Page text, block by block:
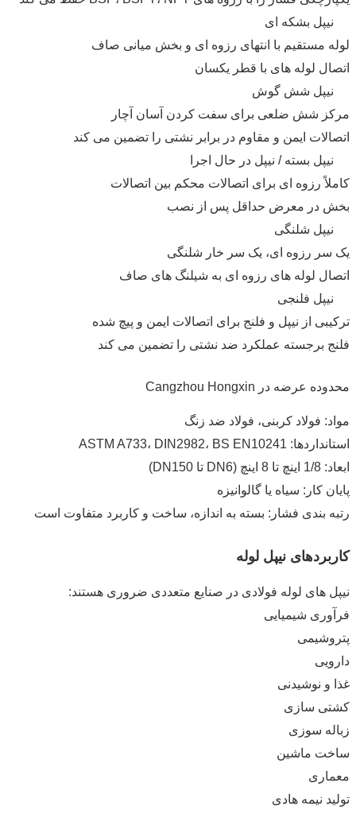
نیپل بشکه ای
لوله مستقیم با انتهای رزوه ای و بخش میانی صاف
اتصال لوله های با قطر یکسان
نیپل شش گوش
مرکز شش ضلعی برای سفت کردن آسان آچار
اتصالات ایمن و مقاوم در برابر نشتی را تضمین می کند
نیپل بسته / نیپل در حال اجرا
کاملاً رزوه ای برای اتصالات محکم بین اتصالات
بخش در معرض حداقل پس از نصب
نیپل شلنگی
یک سر رزوه ای، یک سر خار شلنگی
اتصال لوله های رزوه ای به شیلنگ های صاف
نیپل فلنجی
ترکیبی از نیپل و فلنج برای اتصالات ایمن و پیچ شده
فلنج برجسته عملکرد ضد نشتی را تضمین می کند
محدوده عرضه در Cangzhou Hongxin
مواد: فولاد کربنی، فولاد ضد زنگ
استانداردها: ASTM A733، DIN2982، BS EN10241
ابعاد: 1/8 اینچ تا 8 اینچ (DN6 تا DN150)
پایان کار: سیاه یا گالوانیزه
رتبه بندی فشار: بسته به اندازه، ساخت و کاربرد متفاوت است
کاربردهای نیپل لوله
نیپل های لوله فولادی در صنایع متعددی ضروری هستند:
فرآوری شیمیایی
پتروشیمی
دارویی
غذا و نوشیدنی
کشتی سازی
زباله سوزی
ساخت ماشین
معماری
تولید نیمه هادی